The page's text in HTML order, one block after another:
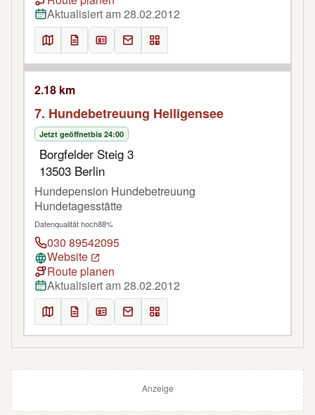
Aktualisiert am 28.02.2012
2.18 km
7. Hundebetreuung Heiligensee
Jetzt geöffnetbis 24:00
Borgfelder Steig 3
13503 Berlin
Hundepension Hundebetreuung
Hundetagesstätte
Datenqualität hoch88%
030 89542095
Website
Route planen
Aktualisiert am 28.02.2012
Anzeige